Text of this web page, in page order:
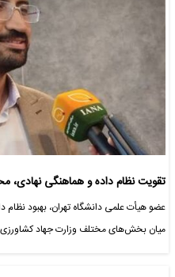
تقویت نظام داده و هماهنگی نهادی،
عضو هیأت علمی دانشگاه تهران، بهبود
میان بخش‌های مختلف وزارت جهاد